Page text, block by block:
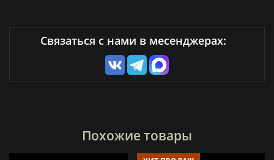
Связаться с нами в месенджерах:
Похожие товары